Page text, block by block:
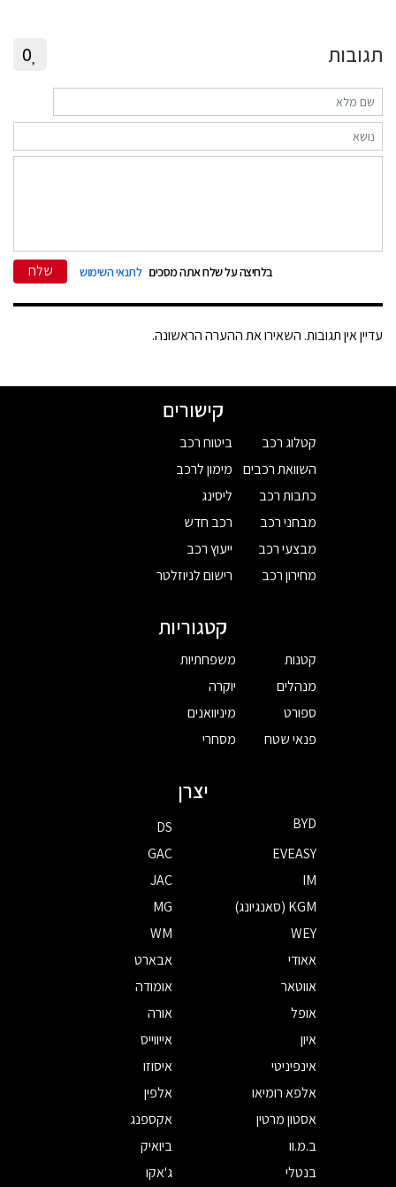
תגובות 0
בלחיצה על שלח אתה מסכים לתנאי השימוש שלח
עדיין אין תגובות. השאירו את ההערה הראשונה.
קישורים
קטלוג רכב
השוואת רכבים
כתבות רכב
מבחני רכב
מבצעי רכב
מחירון רכב
ביטוח רכב
מימון לרכב
ליסינג
רכב חדש
ייעוץ רכב
רישום לניוזלטר
קטגוריות
קטנות
מנהלים
ספורט
פנאי שטח
משפחתיות
יוקרה
מיניוואנים
מסחרי
יצרן
BYD
DS
EVEASY
GAC
IM
JAC
KGM (סאנגיונג)
MG
WEY
WM
אאודי
אבארט
אווטאר
אומודה
אופל
אורה
איון
אייווייס
אינפיניטי
איסוזו
אלפא רומיאו
אלפין
אסטון מרטין
אקספנג
ב.מ.וו
ביואיק
בנטלי
ג'אקו